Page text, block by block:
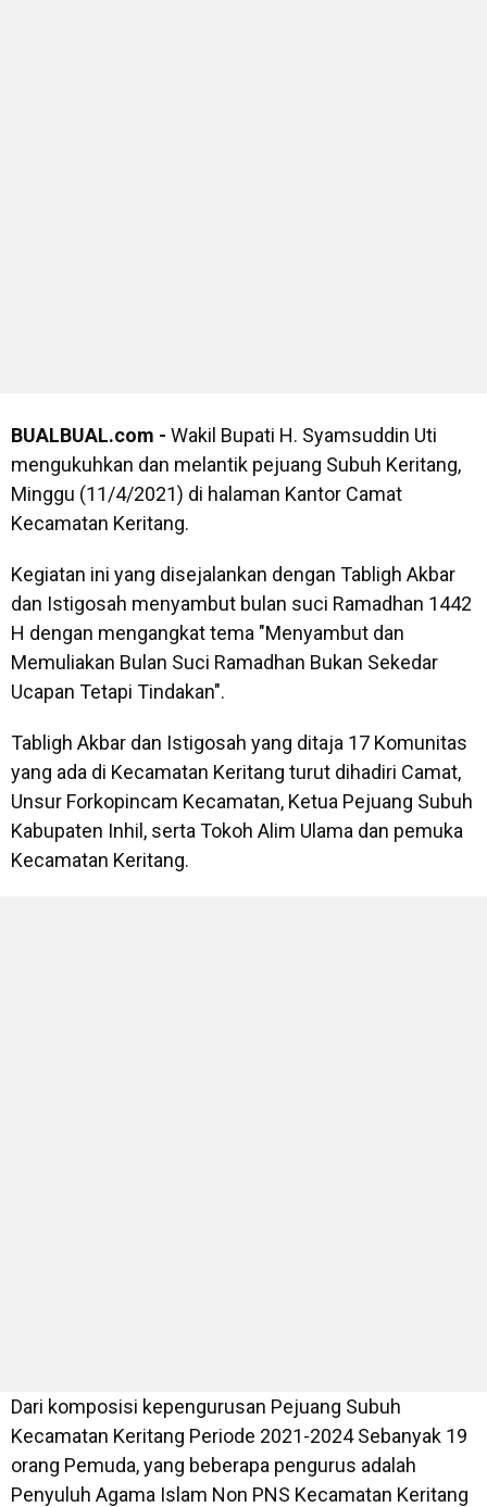
BUALBUAL.com - Wakil Bupati H. Syamsuddin Uti
mengukuhkan dan melantik pejuang Subuh Keritang,
Minggu (11/4/2021) di halaman Kantor Camat
Kecamatan Keritang.
Kegiatan ini yang disejalankan dengan Tabligh Akbar
dan Istigosah menyambut bulan suci Ramadhan 1442
H dengan mengangkat tema "Menyambut dan
Memuliakan Bulan Suci Ramadhan Bukan Sekedar
Ucapan Tetapi Tindakan".
Tabligh Akbar dan Istigosah yang ditaja 17 Komunitas
yang ada di Kecamatan Keritang turut dihadiri Camat,
Unsur Forkopincam Kecamatan, Ketua Pejuang Subuh
Kabupaten Inhil, serta Tokoh Alim Ulama dan pemuka
Kecamatan Keritang.
Dari komposisi kepengurusan Pejuang Subuh
Kecamatan Keritang Periode 2021-2024 Sebanyak 19
orang Pemuda, yang beberapa pengurus adalah
Penyuluh Agama Islam Non PNS Kecamatan Keritang